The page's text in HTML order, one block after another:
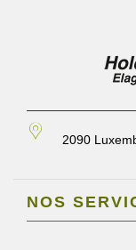
2090
NOS